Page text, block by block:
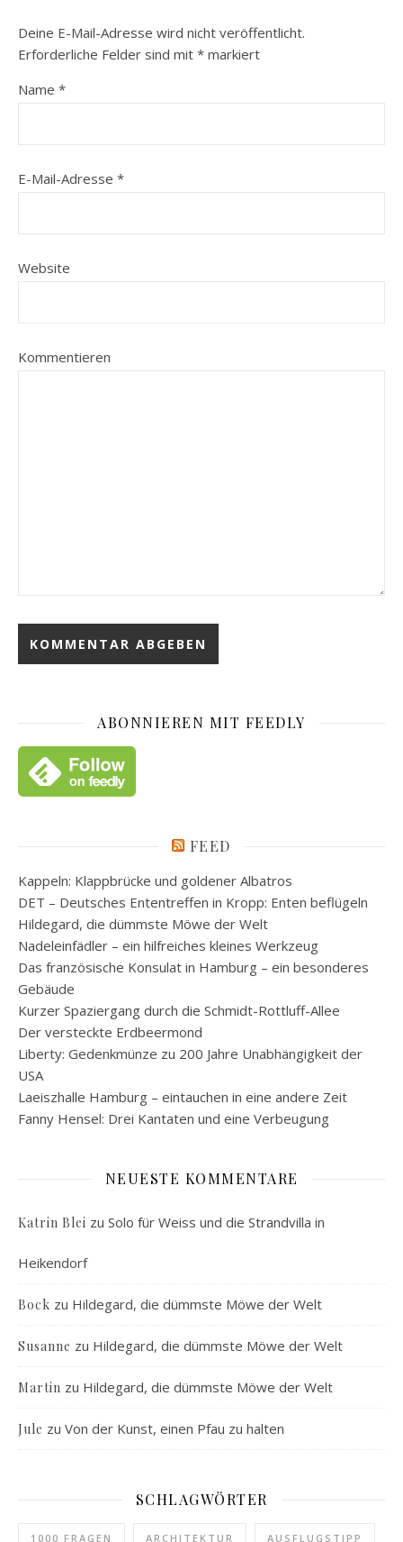
Deine E-Mail-Adresse wird nicht veröffentlicht.
Erforderliche Felder sind mit * markiert
Name *
E-Mail-Adresse *
Website
Kommentieren
ABONNIEREN MIT FEEDLY
FEED
Kappeln: Klappbrücke und goldener Albatros
DET – Deutsches Ententreffen in Kropp: Enten beflügeln
Hildegard, die dümmste Möwe der Welt
Nadeleinfädler – ein hilfreiches kleines Werkzeug
Das französische Konsulat in Hamburg – ein besonderes
Gebäude
Kurzer Spaziergang durch die Schmidt-Rottluff-Allee
Der versteckte Erdbeermond
Liberty: Gedenkmünze zu 200 Jahre Unabhängigkeit der
USA
Laeiszhalle Hamburg – eintauchen in eine andere Zeit
Fanny Hensel: Drei Kantaten und eine Verbeugung
NEUESTE KOMMENTARE
Katrin Blei zu Solo für Weiss und die Strandvilla in
Heikendorf
Bock zu Hildegard, die dümmste Möwe der Welt
Susanne zu Hildegard, die dümmste Möwe der Welt
Martin zu Hildegard, die dümmste Möwe der Welt
Jule zu Von der Kunst, einen Pfau zu halten
SCHLAGWÖRTER
1000 FRAGEN ARCHITEKTUR AUSFLUGSTIPP